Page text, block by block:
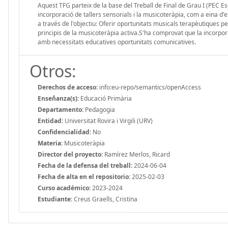
Aquest TFG parteix de la base del Treball de Final de Grau I
incorporació de tallers sensorials i la musicoteràpia, com a eina
a través de l'objectiu: Oferir oportunitats musicals terapèutiques
principis de la musicoteràpia activa.S'ha comprovat que la
amb necessitats educatives oportunitats comunicatives.
Otros:
Derechos de acceso: info:eu-repo/semantics/openAccess
Enseñanza(s): Educació Primària
Departamento: Pedagogia
Entidad: Universitat Rovira i Virgili (URV)
Confidencialidad: No
Materia: Musicoteràpia
Director del proyecto: Ramírez Merlos, Ricard
Fecha de la defensa del treball:2024-06-04
Fecha de alta en el repositorio:2025-02-03
Curso académico:2023-2024
Estudiante:Creus Graells, Cristina